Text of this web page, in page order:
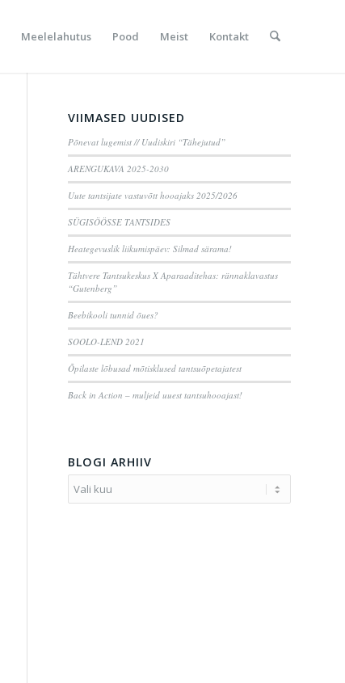
Meelelahutus Pood Meist Kontakt
VIIMASED UUDISED
Põnevat lugemist // Uudiskiri “Tähejutud”
ARENGUKAVA 2025-2030
Uute tantsijate vastuvõtt hooajaks 2025/2026
SÜGISÖÖSSE TANTSIDES
Heategevuslik liikumispäev: Silmad särama!
Tähtvere Tantsukeskus X Aparaaditehas: rännaklavastus
“Gutenberg”
Beebikooli tunnid õues?
SOOLO-LEND 2021
Õpilaste lõbusad mõtisklused tantsuõpetajatest
Back in Action – muljeid uuest tantsuhooajast!
BLOGI ARHIIV